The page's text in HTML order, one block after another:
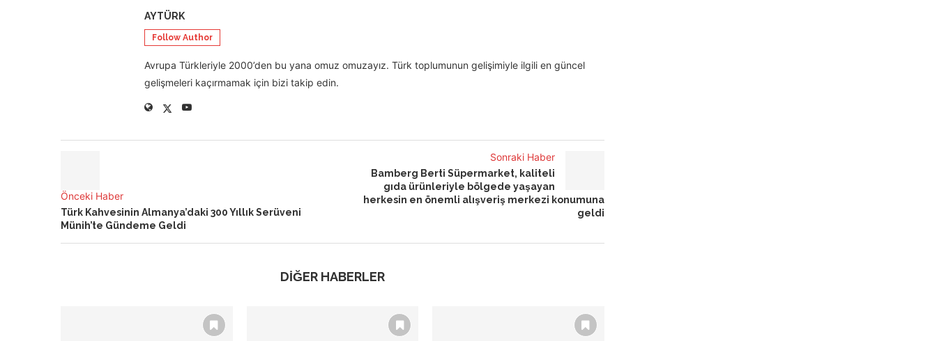
AYTÜRK
Follow Author
Avrupa Türkleriyle 2000’den bu yana omuz omuzayız. Türk toplumunun gelişimiyle ilgili en güncel
gelişmeleri kaçırmamak için bizi takip edin.
Önceki Haber
Türk Kahvesinin Almanya’daki 300 Yıllık Serüveni
Münih’te Gündeme Geldi
Sonraki Haber
Bamberg Berti Süpermarket, kaliteli
gıda ürünleriyle bölgede yaşayan
herkesin en önemli alışveriş merkezi konumuna
geldi
DİĞER HABERLER